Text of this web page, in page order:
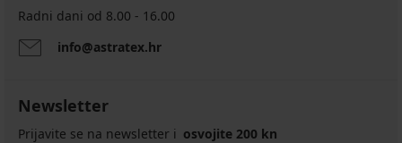
Radni dani od 8.00 - 16.00
info@astratex.hr
Newsletter
Prijavite se na newsletter i osvojite 200 kn